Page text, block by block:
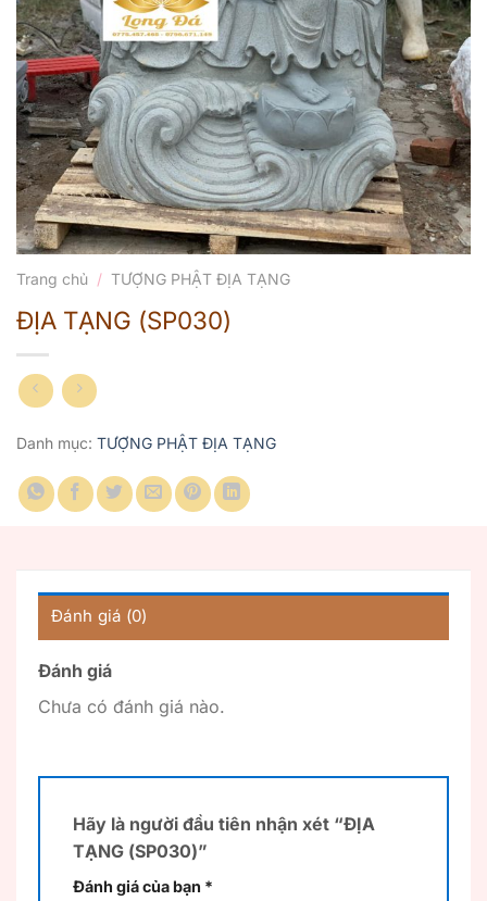
Trang chủ / TƯỢNG PHẬT ĐỊA TẠNG
ĐỊA TẠNG (SP030)
Danh mục: TƯỢNG PHẬT ĐỊA TẠNG
Đánh giá (0)
Đánh giá
Chưa có đánh giá nào.
Hãy là người đầu tiên nhận xét “ĐỊA
TẠNG (SP030)”
Đánh giá của bạn *